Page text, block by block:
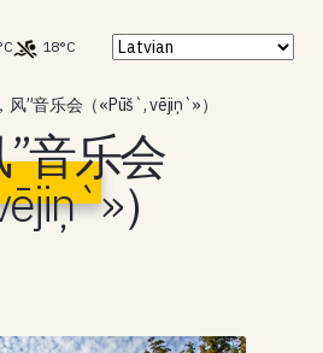
18°C
风”音乐会（«Pūš`, vējiņ`»）
音乐会
）